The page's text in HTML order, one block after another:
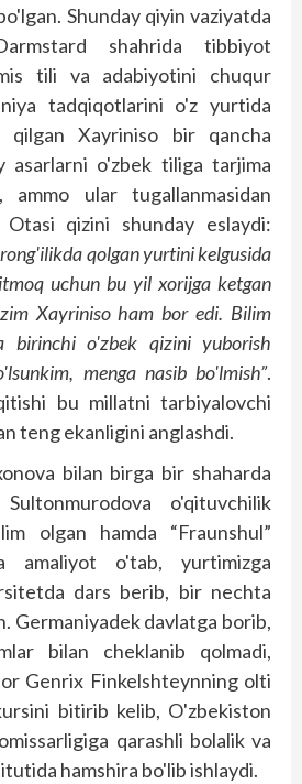
Shunday qiyin vaziyatda
shahrida tibbiyot
tili va adabiyotini chuqur
tadqiqotlarini o'z yurtida
qilgan Xayriniso bir qancha
asarlarni o'zbek tiliga tarjima
ammo ular tugallanmasidan
qizini shunday eslaydi:
qolgan yurtini kelgusida
uchun bu yil xorijga ketgan
Xayriniso ham bor edi. Bilim
birinchi o'zbek qizini yuborish
menga nasib bo'lmish”.
bu millatni tarbiyalovchi
teng ekanligini anglashdi.
bilan birga bir shaharda
o'qituvchilik
olgan hamda “Fraunshul”
amaliyot o'tab, yurtimizga
dars berib, bir nechta
Germaniyadek davlatga borib,
bilan cheklanib qolmadi,
Genrix Finkelshteynning olti
bitirib kelib, O'zbekiston
qarashli bolalik va
hamshira bo'lib ishlaydi.